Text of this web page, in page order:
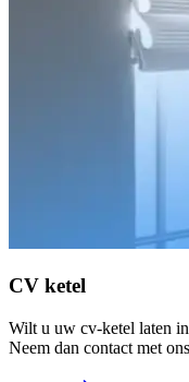
CV ketel
Wilt u uw cv-ketel laten
Neem dan contact met